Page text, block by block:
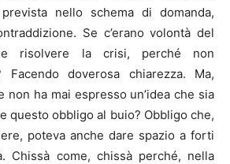
nello schema di domanda,
Se c’erano volontà del
risolvere la crisi, perché non
Facendo doverosa chiarezza. Ma,
non ha mai espresso un’idea che sia
questo obbligo al buio? Obbligo che,
poteva anche dare spazio a forti
Chissà come, chissà perché, nella